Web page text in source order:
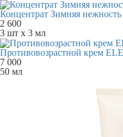
Концентрат Зимняя
2 600
3 шт х 3 мл
Противовозрастной крем
7 000
50 мл